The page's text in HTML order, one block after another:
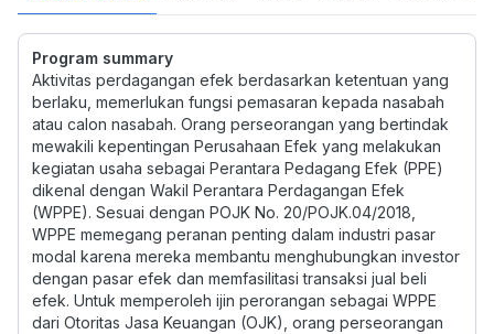
Program summary
Aktivitas perdagangan efek berdasarkan ketentuan yang
berlaku, memerlukan fungsi pemasaran kepada nasabah
atau calon nasabah. Orang perseorangan yang bertindak
mewakili kepentingan Perusahaan Efek yang melakukan
kegiatan usaha sebagai Perantara Pedagang Efek (PPE)
dikenal dengan Wakil Perantara Perdagangan Efek
(WPPE). Sesuai dengan POJK No. 20/POJK.04/2018,
WPPE memegang peranan penting dalam industri pasar
modal karena mereka membantu menghubungkan investor
dengan pasar efek dan memfasilitasi transaksi jual beli
efek. Untuk memperoleh ijin perorangan sebagai WPPE
dari Otoritas Jasa Keuangan (OJK), orang perseorangan